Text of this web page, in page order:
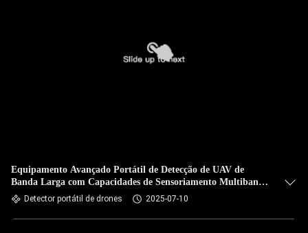
Equipamento Avançado Portátil de Detecção de UAV de
Banda Larga com Capacidades de Sensoriamento Multibanda
e Rastreamento em Tempo Real para Segurança e Vigilância
de Eventos
Detector portátil de drones 2025-07-10